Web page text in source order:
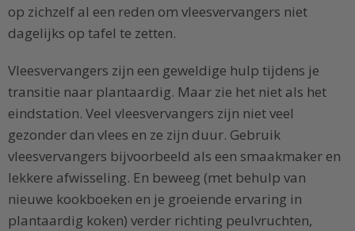
op zichzelf al een reden om vleesvervangers niet
dagelijks op tafel te zetten.
Vleesvervangers zijn een geweldige hulp tijdens je
transitie naar plantaardig. Maar zie het niet als het
eindstation. Veel vleesvervangers zijn niet veel
gezonder dan vlees en ze zijn duur. Gebruik
vleesvervangers bijvoorbeeld als een smaakmaker en
lekkere afwisseling. En beweeg (met behulp van
nieuwe kookboeken en je groeiende ervaring in
plantaardig koken) verder richting peulvruchten,